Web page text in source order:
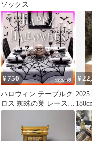
ソックス
¥750
ハロウィン テーブルク
ロス 蜘蛛の巣 レース
円形 タペストリー クモ
¥
ポッ
付き